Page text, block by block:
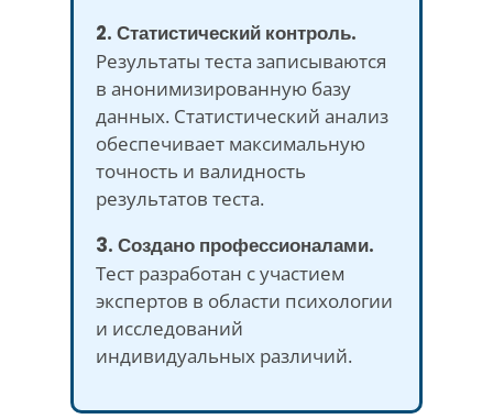
2. Статистический контроль.
Результаты теста записываются
в анонимизированную базу
данных. Статистический анализ
обеспечивает максимальную
точность и валидность
результатов теста.
3. Создано профессионалами.
Тест разработан с участием
экспертов в области психологии
и исследований
индивидуальных различий.